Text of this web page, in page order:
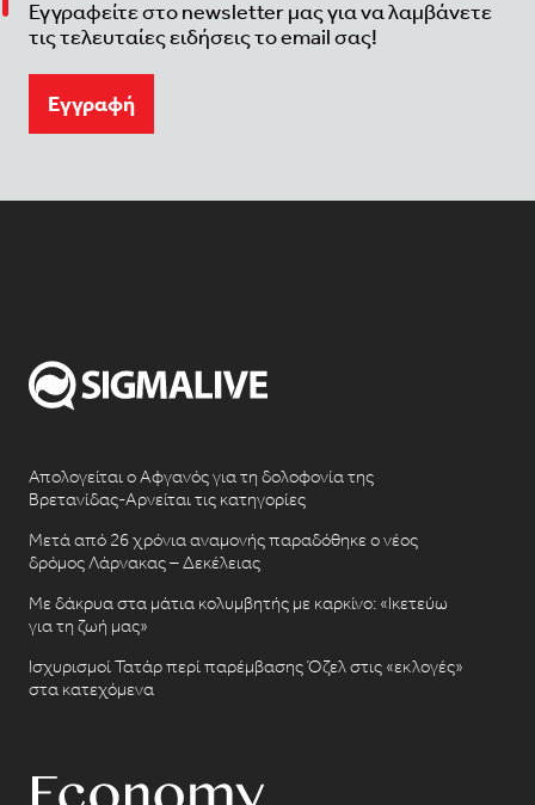
Εγγραφείτε στο newsletter μας για να λαμβάνετε
τις τελευταίες ειδήσεις το email σας!
Eγγραφή
Απολογείται ο Αφγανός για τη δολοφονία της
Βρετανίδας-Αρνείται τις κατηγορίες
Μετά από 26 χρόνια αναμονής παραδόθηκε ο νέος
δρόμος Λάρνακας – Δεκέλειας
Με δάκρυα στα μάτια κολυμβητής με καρκίνο: «Ικετεύω
για τη ζωή μας»
Ισχυρισμοί Τατάρ περί παρέμβασης Όζελ στις «εκλογές»
στα κατεχόμενα